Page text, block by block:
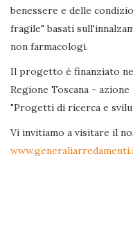
benessere e delle
fragile" basati
non farmacologi.
Il progetto è finanziato
Regione Toscana - azione
"Progetti di ricerca e
Vi invitiamo a visitare il